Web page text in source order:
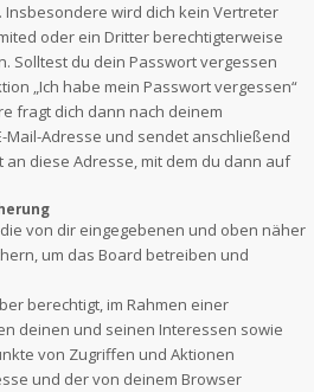
Insbesondere wird dich kein Vertreter
oder ein Dritter berechtigterweise
Solltest du dein Passwort vergessen
„Ich habe mein Passwort vergessen“
fragt dich dann nach deinem
Mail-Adresse und sendet anschließend
diese Adresse, mit dem du dann auf
von dir eingegebenen und oben näher
um das Board betreiben und
berechtigt, im Rahmen einer
deinen und seinen Interessen sowie
von Zugriffen und Aktionen
und der von deinem Browser